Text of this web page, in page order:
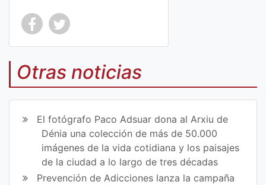
Co
mp
art
en
Fa
ce
Co
mp
art
ir
en
Tw
itt
Otras noticias
El fotógrafo Paco Adsuar dona al Arxiu de
Dénia una colección de más de 50.000
imágenes de la vida cotidiana y los paisajes
de la ciudad a lo largo de tres décadas
Prevención de Adicciones lanza la campaña